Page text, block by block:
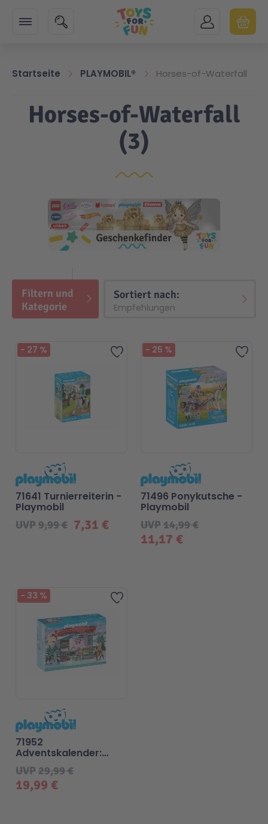
SUCHE MEIN KONTO
Startseite PLAYMOBIL® Horses-of-Waterfall
Horses-of-Waterfall
(3)
Filtern und
Kategorie
Sortiert nach:
Zur Wunschliste hinzufügen
- 27 %
Beliebt
7,31 €
UVP9,99 €
71641 Turnierreiterin -
Playmobil
Zur
- 25 %
Beliebt
11,17 €
UVP14,99 €
71496 Ponykutsche -
Playmobil
Zur Wunschliste hinzufügen
- 33 %
Beliebt
19,99 €
UVP29,99 €
71952
Adventskalender:
Weihnachtsbacken im
Reitercafé - Playmobil